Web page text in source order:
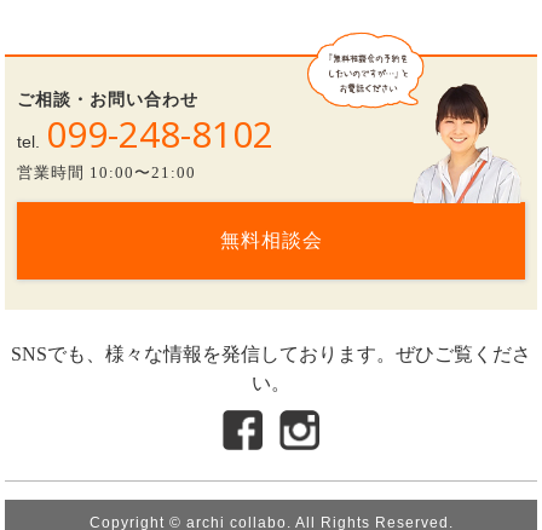
ご相談・お問い合わせ
tel. 099-248-8102
営業時間 10:00〜21:00
無料相談会
SNSでも、様々な情報を発信しております。ぜひご覧くださ
い。
Copyright © archi collabo. All Rights Reserved.